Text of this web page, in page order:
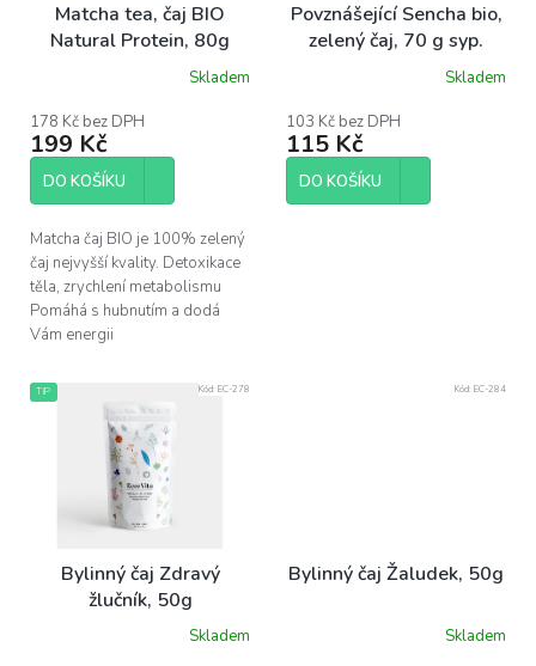
ů
Matcha tea, čaj BIO
Natural Protein, 80g
Skladem
178 Kč bez DPH
199 Kč
DO KOŠÍKU
Matcha čaj BIO je 100% zelený
čaj nejvyšší kvality. Detoxikace
těla, zrychlení metabolismu
Pomáhá s hubnutím a dodá
Vám energii
Povznášející Sencha bio,
zelený čaj, 70 g syp.
Skladem
103 Kč bez DPH
115 Kč
DO KOŠÍKU
TIP
Bylinný čaj Zdravý
žlučník, 50g
Skladem
Kód: EC-278
Bylinný čaj Žaludek, 50g
Skladem
Kód: EC-284